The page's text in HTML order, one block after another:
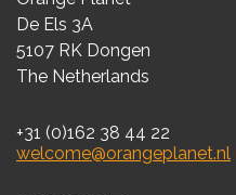
De Els 3A
5107 RK Dongen
The Netherlands
+31 (0)162 38 44 22
welcome@orangeplanet.nl